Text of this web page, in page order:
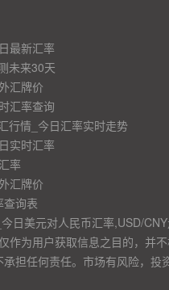
最新汇率
未来30天
汇牌价
汇率查询
行情_今日汇率实时走势
实时汇率
率
汇牌价
查询表
日美元对人民币汇率,USD/
为用户获取信息之目的，并不
担任何责任。市场有风险，投